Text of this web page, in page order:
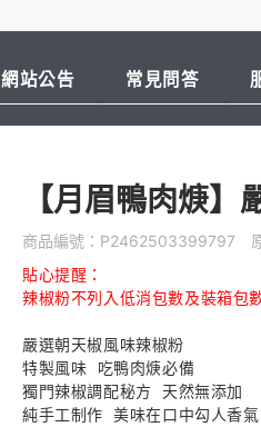
網站公告 常見問答
【月眉鴨肉焿
商品編號： P2462503399797
貼心提醒：
辣椒粉不列入低消包數及裝箱包
嚴選朝天椒風味辣椒粉
特製風味 吃鴨肉焿必備
獨門辣椒調配秘方 天然無添加
純手工制作 美味在口中勾人香氣